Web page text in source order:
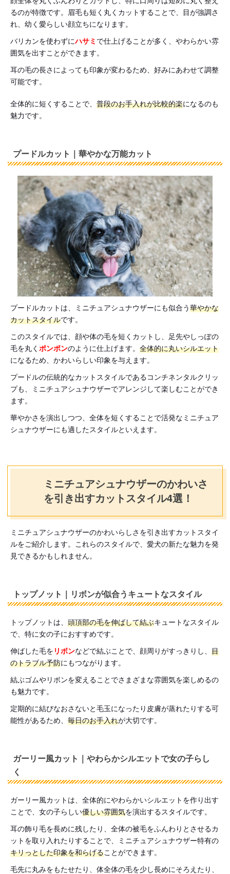
るのが特徴です。眉毛も短く丸くカットすることで、目が強調さ
れ、幼く愛らしい顔立ちになります。
バリカンを使わずにハサミ で仕上げることが多く、やわらかい雰
囲気を出すことができます。
耳の毛の長さによっても印象が変わるため、好みにあわせて調整
可能です。
全体的に短くすることで、 普段のお手入れが比較的楽になるのも
魅力です。
プードルカット｜華やかな万能カット
プードルカットは、ミニチュアシュナウザーにも似合う華やかな
カットスタイルです。
このスタイルでは、顔や体の毛を短くカットし、足先やしっぽの
毛を丸く ポンポンのように仕上げます。 全体的に丸いシルエット
になるため、かわいらしい印象を与えます。
プードルの伝統的なカットスタイルであるコンチネンタルクリッ
プも、ミニチュアシュナウザーでアレンジして楽しむことができ
ます。
華やかさを演出しつつ、全体を短くすることで活発なミニチュア
シュナウザーにも適したスタイルといえます。
ミニチュアシュナウザーのかわいさ
を引き出すカットスタイル4選！
ミニチュアシュナウザーのかわいらしさを引き出すカットスタイ
ルをご紹介します。これらのスタイルで、愛犬の新たな魅力を発
見できるかもしれません。
トップノット｜リボンが似合うキュートなスタイル
トップノットは、 頭頂部の毛を伸ばして結ぶキュートなスタイル
で、特に女の子におすすめです。
伸ばした毛を リボンなどで結ぶことで、顔周りがすっきりし、 目
のトラブル予防にもつながります。
結ぶゴムやリボンを変えることでさまざまな雰囲気を楽しめるの
も魅力です。
定期的に結びなおさないと毛玉になったり皮膚が蒸れたりする可
能性があるため、 毎日のお手入れが大切です。
ガーリー風カット｜やわらかシルエットで女の子らし
く
ガーリー風カットは、全体的にやわらかいシルエットを作り出す
ことで、女の子らしい優しい雰囲気を演出するスタイルです。
耳の飾り毛を長めに残したり、全体の被毛をふんわりとさせるカ
ットを取り入れたりすることで、ミニチュアシュナウザー特有の
キリっとした印象を和らげることができます。
毛先に丸みをもたせたり、体全体の毛を少し長めにそろえたり、